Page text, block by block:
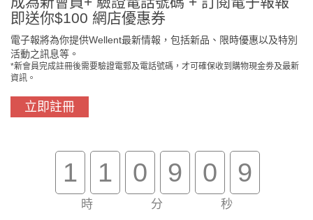
買滿$800免費送貨 在線客服支援
即送你$100 網店優惠券
電子報將為你提供Wellent最新情報，包括新品、限時優惠以及特別
活動之訊息等。
*新會員完成註冊後需要驗證電郵及電話號碼，才可確保收到購物現金劵及最新
資訊。
立即註冊
1 1
時
0 9
分
0 8
秒